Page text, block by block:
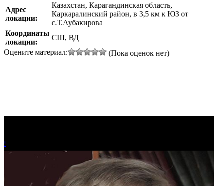
Адрес
локации:
Казахстан, Карагандинская область,
Каркаралинский район, в 3,5 км к ЮЗ от
с.Т.Аубакирова
Координаты
локации:
СШ, ВД
Оцените материал:
(Пока оценок нет)
!